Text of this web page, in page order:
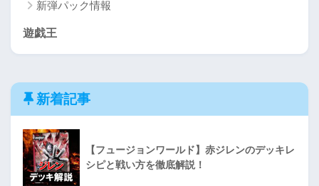
新弾パック情報
遊戯王
新着記事
【フュージョンワールド】赤ジレンのデッキレ
シピと戦い方を徹底解説！